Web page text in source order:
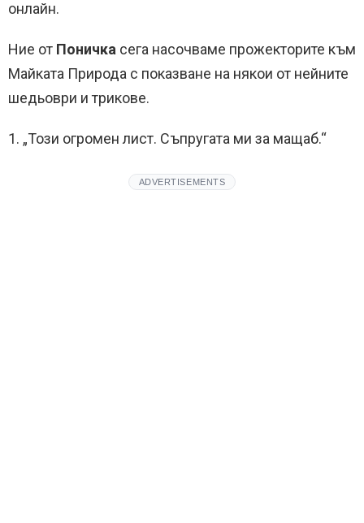
онлайн.
Ние от Поничка сега насочваме прожекторите към
Майката Природа с показване на някои от нейните
шедьоври и трикове.
1. „Този ​​огромен лист. Съпругата ми за мащаб.“
ADVERTISEMENTS